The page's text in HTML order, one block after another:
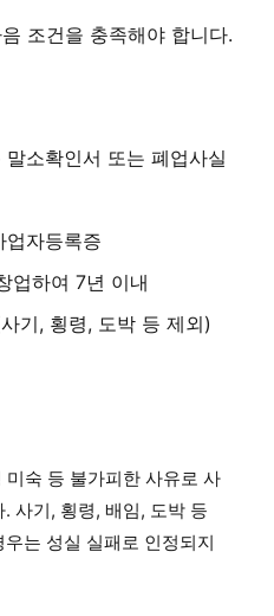
조건을 충족해야 합니다.
말소확인서 또는 폐업사실
업자등록증
업하여 7년 이내
기, 횡령, 도박 등 제외)
숙 등 불가피한 사유로 사
사기, 횡령, 배임, 도박 등
는 성실 실패로 인정되지